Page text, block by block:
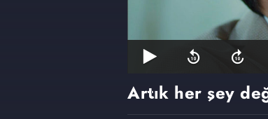
Artık her şey